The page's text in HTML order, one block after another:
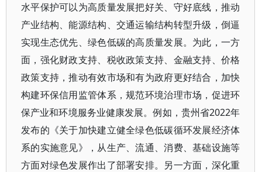
水平保护可以为高质量发展把好关、守好底线，推动
产业结构、能源结构、交通运输结构转型升级，倒逼
实现生态优先、绿色低碳的高质量发展。为此，一方
面，强化财政支持、税收政策支持、金融支持、价格
政策支持，推动有效市场和有为政府更好结合，加快
构建环保信用监管体系，规范环境治理市场，促进环
保产业和环境服务业健康发展。例如，贵州省2022年
发布的《关于加快建立健全绿色低碳循环发展经济体
系的实施意见》，从生产、流通、消费、基础设施等
方面对绿色发展作出了部署安排。另一方面，深化重